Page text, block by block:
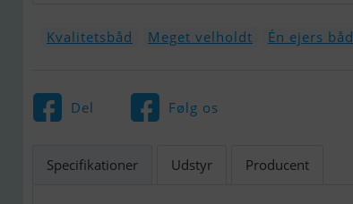
Kvalitetsbåd Meget velholdt Én ejers båd
Del Følg os
Specifikationer Udstyr Producent